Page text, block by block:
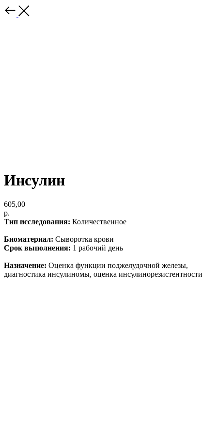
Инсулин
605,00
р.
Тип исследования: Количественное
Биоматериал: Сыворотка крови
Срок выполнения: 1 рабочий день
Назначение: Оценка функции поджелудочной железы,
диагностика инсулиномы, оценка инсулинорезистентности